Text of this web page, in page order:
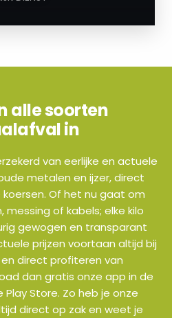
alle soorten
in
van eerlijke en actuele
metalen en ijzer, direct
Of het nu gaat om
messing of kabels; elke kilo
gewogen en transparant
prijzen voortaan altijd bij
direct profiteren van
dan gratis onze app in de
Store. Zo heb je onze
direct op zak en weet je